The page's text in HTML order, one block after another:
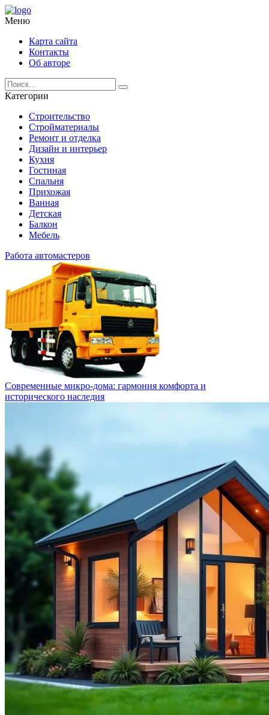
Меню
Карта сайта
Контакты
Об авторе
Категории
Строительство
Стройматериалы
Ремонт и отделка
Дизайн и интерьер
Кухня
Гостиная
Спальня
Прихожая
Ванная
Детская
Балкон
Мебель
Работа автомастеров
Современные микро-дома: гармония комфорта и
исторического наследия